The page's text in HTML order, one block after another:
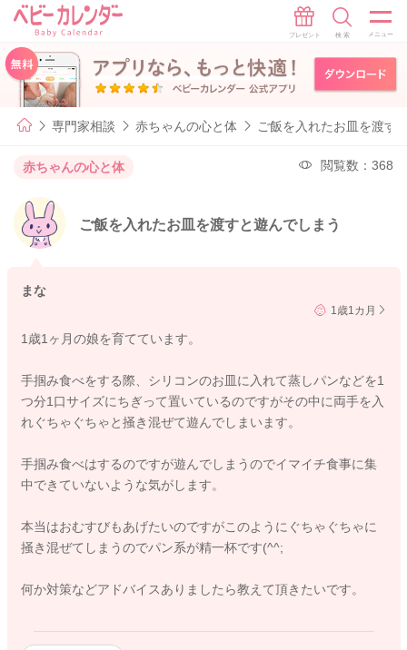
専門家相談 赤ちゃんの心と体 ご飯を入れたお皿を渡す
赤ちゃんの心と体 閲覧数：368
ご飯を入れたお皿を渡すと遊んでしまう
まな
1歳1カ月
1歳1ヶ月の娘を育てています。
手掴み食べをする際、シリコンのお皿に入れて蒸しパンなどを1
つ分1口サイズにちぎって置いているのですがその中に両手を入
れぐちゃぐちゃと掻き混ぜて遊んでしまいます。
手掴み食べはするのですが遊んでしまうのでイマイチ食事に集
中できていないような気がします。
本当はおむすびもあげたいのですがこのようにぐちゃぐちゃに
掻き混ぜてしまうのでパン系が精一杯です(^^;
何か対策などアドバイスありましたら教えて頂きたいです。